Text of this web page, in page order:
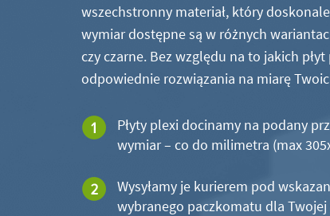
wszechstronny materiał, który
wymiar dostępne są w różnych
czy czarne. Bez względu na to jakich
odpowiednie rozwiązania na miarę
Płyty plexi docinamy na podany
wymiar – co do milimetra (max
Wysyłamy je kurierem pod
wybranego paczkomatu dla Twojej